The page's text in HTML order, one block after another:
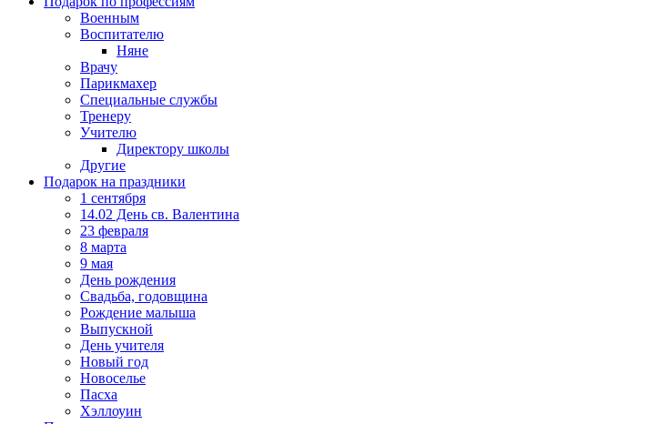
Военным
Воспитателю
Няне
Врачу
Парикмахер
Специальные службы
Тренеру
Учителю
Директору школы
Другие
Подарок на праздники
1 сентября
14.02 День св. Валентина
23 февраля
8 марта
9 мая
День рождения
Свадьба, годовщина
Рождение малыша
Выпускной
День учителя
Новый год
Новоселье
Пасха
Хэллоуин